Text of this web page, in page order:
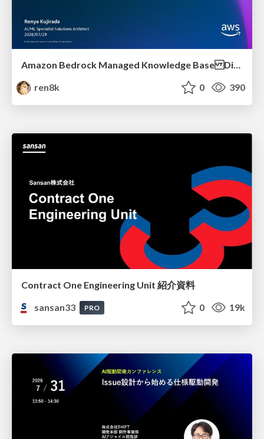
Amazon Bedrock Managed Knowledge Base Dive Deep
ren8k
0 390
Contract One Engineering Unit 紹介資料
sansan33
PRO 0 19k